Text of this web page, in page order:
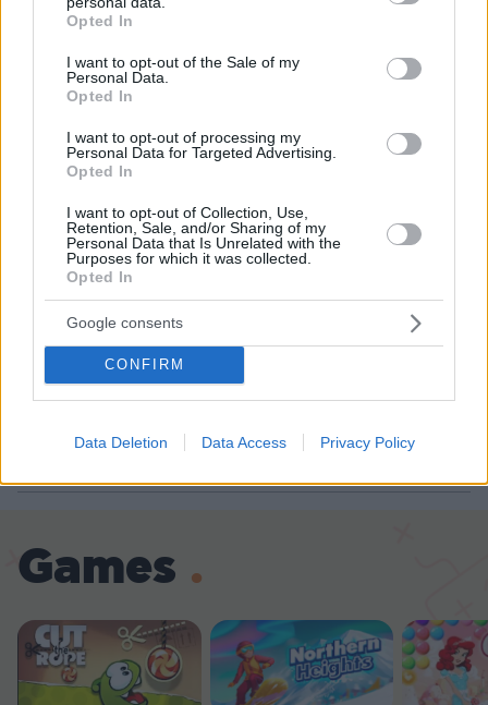
grant or deny consent to Google and its third-party tags to
use your data for below specified purposes in below Google
consent section.
Opted In
I want to opt-out of the Sale of my
Personal Data.
Opted In
I want to opt-out of processing my
Personal Data for Targeted Advertising.
Opted In
I want to opt-out of Collection, Use,
Retention, Sale, and/or Sharing of my
Personal Data that Is Unrelated with the
Purposes for which it was collected.
Opted In
Google consents
CONFIRM
Data Deletion Data Access Privacy Policy
πυρκαγιά στη Γιούτα
Συνέντευξη ποταμός του Χάντερ
Μπάιντεν: Ο πατέρας μου έχει
βότκα τη μέρα, κάπνιζα κρακ κάθε 15
08.08.2026, 14:25 34
Θρήνος για τον Μέσι: Πέθανε στα 68
του χρόνια ο πατέρας του, Χόρχε -
Υπήρξε ο μέντορας και ατζέντης του
μέχρι την τελευταία στιγμή
08.08.2026, 16:05 38
Games